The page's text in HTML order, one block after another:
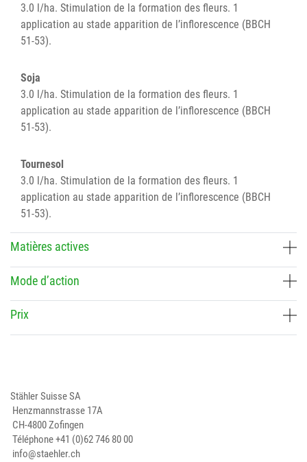
3.0 l/ha. Stimulation de la formation des fleurs. 1
application au stade apparition de l’inflorescence (BBCH
51-53).
Soja
3.0 l/ha. Stimulation de la formation des fleurs. 1
application au stade apparition de l’inflorescence (BBCH
51-53).
Tournesol
3.0 l/ha. Stimulation de la formation des fleurs. 1
application au stade apparition de l’inflorescence (BBCH
51-53).
Matières actives
Mode d’action
Prix
Stähler Suisse SA
Henzmannstrasse 17A
CH-4800 Zofingen
Téléphone+41 (0)62 746 80 00
info@staehler.ch